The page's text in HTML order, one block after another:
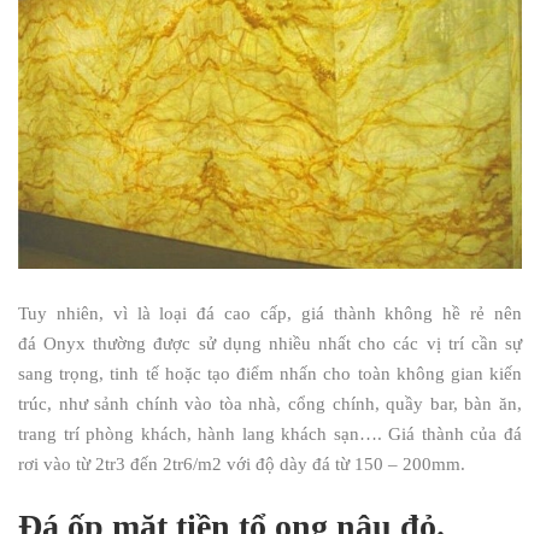
Tuy nhiên, vì là loại đá cao cấp, giá thành không hề rẻ nên
đá Onyx thường được sử dụng nhiều nhất cho các vị trí cần sự
sang trọng, tinh tế hoặc tạo điểm nhấn cho toàn không gian kiến
trúc, như sảnh chính vào tòa nhà, cổng chính, quầy bar, bàn ăn,
trang trí phòng khách, hành lang khách sạn…. Giá thành của đá
rơi vào từ 2tr3 đến 2tr6/m2 với độ dày đá từ 150 – 200mm.
Đá ốp mặt tiền tổ ong nâu đỏ.